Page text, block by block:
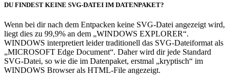
DU FINDEST KEINE SVG-DATEI IM DATENPAKET?
Wenn bei dir nach dem Entpacken keine SVG-Datei angezeigt wird,
liegt dies zu 99,9% an dem „WINDOWS EXPLORER“.
WINDOWS interpretiert leider traditionell das SVG-Dateiformat als
„MICROSOFT Edge Document“. Daher wird dir jede Standard
SVG-Datei, so wie die im Datenpaket, erstmal „kryptisch“ im
WINDOWS Browser als HTML-File angezeigt.